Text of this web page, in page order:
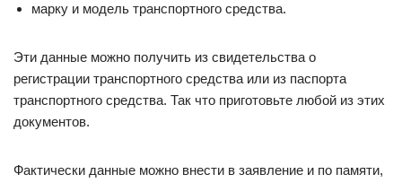
марку и модель транспортного средства.
Эти данные можно получить из свидетельства о
регистрации транспортного средства или из паспорта
транспортного средства. Так что приготовьте любой из этих
документов.
Фактически данные можно внести в заявление и по памяти,